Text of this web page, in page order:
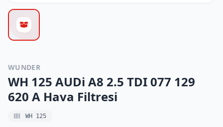
WUNDER
WH 125 AUDi A8 2.5 TDI 077 129
620 A Hava Filtresi
WH 125